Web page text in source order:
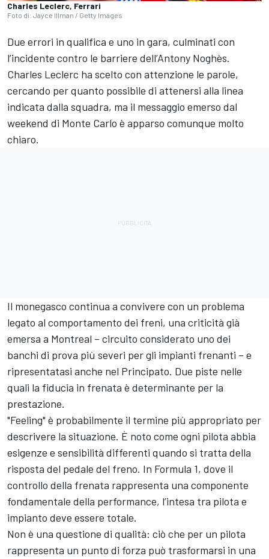
Charles Leclerc, Ferrari
Foto di: Jayce Illman / Getty Images
Due errori in qualifica e uno in gara, culminati con
l’incidente contro le barriere dell’Antony Noghès.
Charles Leclerc ha scelto con attenzione le parole,
cercando per quanto possibile di attenersi alla linea
indicata dalla squadra, ma il messaggio emerso dal
weekend di Monte Carlo è apparso comunque molto
chiaro.
Il monegasco continua a convivere con un problema
legato al comportamento dei freni, una criticità già
emersa a Montreal – circuito considerato uno dei
banchi di prova più severi per gli impianti frenanti – e
ripresentatasi anche nel Principato. Due piste nelle
quali la fiducia in frenata è determinante per la
prestazione.
"Feeling" è probabilmente il termine più appropriato per
descrivere la situazione. È noto come ogni pilota abbia
esigenze e sensibilità differenti quando si tratta della
risposta del pedale del freno. In Formula 1, dove il
controllo della frenata rappresenta una componente
fondamentale della performance, l’intesa tra pilota e
impianto deve essere totale.
Non è una questione di qualità: ciò che per un pilota
rappresenta un punto di forza può trasformarsi in una